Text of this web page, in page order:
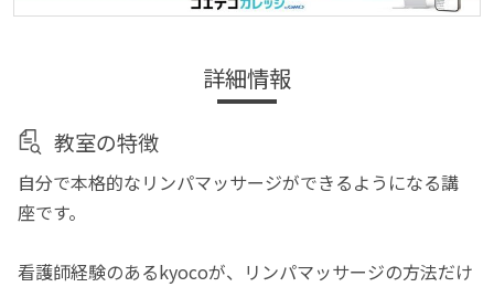
詳細情報
教室の特徴
自分で本格的なリンパマッサージができるようになる講
座です。
看護師経験のあるkyocoが、リンパマッサージの方法だけ